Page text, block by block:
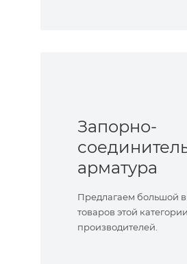
Запорно-
арматура
Предлагаем большой
товаров этой
производителей.